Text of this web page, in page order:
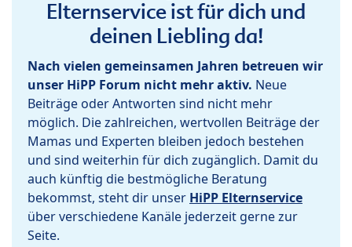
Elternservice ist für dich und
deinen Liebling da!
Nach vielen gemeinsamen Jahren betreuen wir
unser HiPP Forum nicht mehr aktiv. Neue
Beiträge oder Antworten sind nicht mehr
möglich. Die zahlreichen, wertvollen Beiträge der
Mamas und Experten bleiben jedoch bestehen
und sind weiterhin für dich zugänglich. Damit du
auch künftig die bestmögliche Beratung
bekommst, steht dir unser HiPP Elternservice
über verschiedene Kanäle jederzeit gerne zur
Seite.